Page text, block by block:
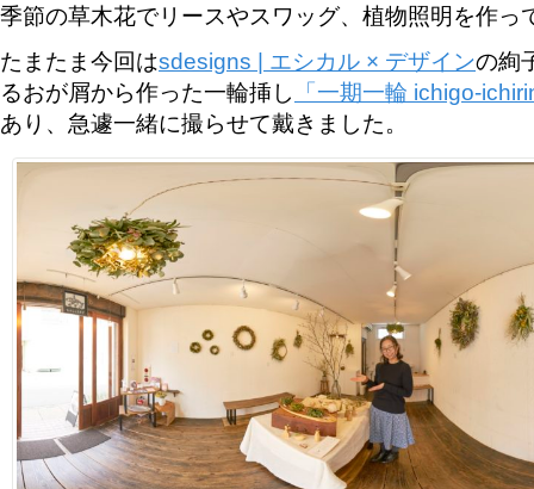
季節の草木花でリースやスワッグ、植物照明を作っ
たまたま今回はsdesigns | エシカル × デザインの絢
るおが屑から作った一輪挿し
「一期一輪 ichigo-
あり、急遽一緒に撮らせて戴きました。